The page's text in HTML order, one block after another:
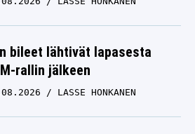
bileet lähtivät lapasesta
rallin jälkeen
LASSE HONKANEN